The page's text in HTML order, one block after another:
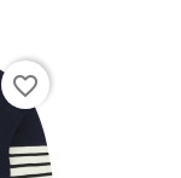
favorite_border